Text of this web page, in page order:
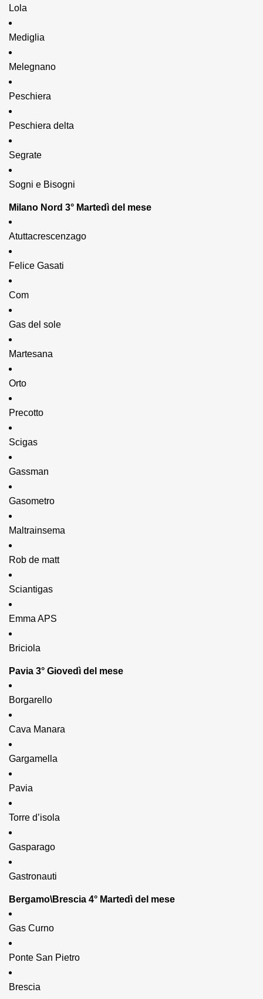
Lola
Mediglia
Melegnano
Peschiera
Peschiera delta
Segrate
Sogni e Bisogni
Milano Nord 3° Martedì del mese
Atuttacrescenzago
Felice Gasati
Com
Gas del sole
Martesana
Orto
Precotto
Scigas
Gassman
Gasometro
Maltrainsema
Rob de matt
Sciantigas
Emma APS
Briciola
Pavia 3° Giovedì del mese
Borgarello
Cava Manara
Gargamella
Pavia
Torre d’isola
Gasparago
Gastronauti
Bergamo\Brescia 4° Martedì del mese
Gas Curno
Ponte San Pietro
Brescia